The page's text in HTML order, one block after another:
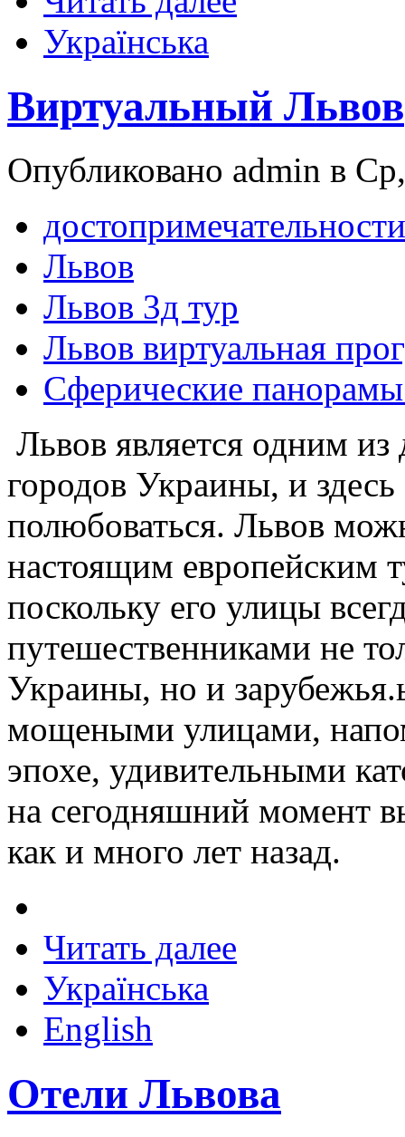
Українська
Виртуальный Львов
Опубликовано admin в
Львов
Львов 3д тур
Львов виртуальная
Сферические
Львов является одним
городов Украины, и
полюбоваться. Львов
настоящим европейским
поскольку его улицы
путешественниками не
Украины, но и
мощеными улицами,
эпохе, удивительными
на сегодняшний момент
как и много лет назад.
Читать далее
Українська
English
Отели Львова